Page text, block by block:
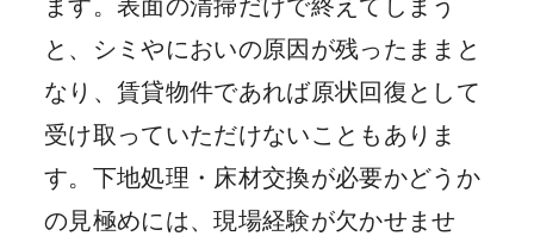
と、シミやにおいの原因が残ったままと
なり、賃貸物件であれば原状回復として
受け取っていただけないこともありま
す。下地処理・床材交換が必要かどうか
の見極めには、現場経験が欠かせませ